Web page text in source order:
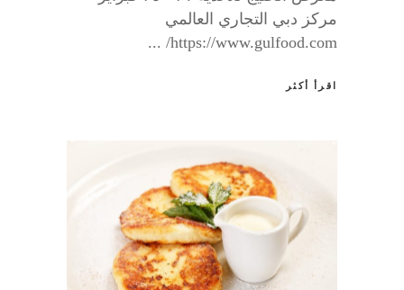
مركز دبي التجاري العالمي
https://www.gulfood.com/
اقرأ أكثر